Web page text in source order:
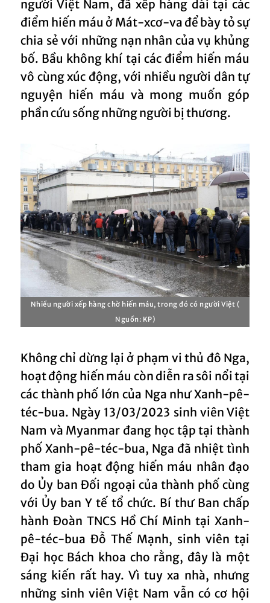
người Việt Nam, đã xếp hàng dài tại các
điểm hiến máu ở Mát-xcơ-va để bày tỏ sự
chia sẻ với những nạn nhân của vụ khủng
bố. Bầu không khí tại các điểm hiến máu
vô cùng xúc động, với nhiều người dân tự
nguyện hiến máu và mong muốn góp
phần cứu sống những người bị thương.
Nhiều người xếp hàng chờ hiến máu, trong đó có người Việt (
Nguồn: KP)
Không chỉ dừng lại ở phạm vi thủ đô Nga,
hoạt động hiến máu còn diễn ra sôi nổi tại
các thành phố lớn của Nga như Xanh-pê-
téc-bua. Ngày 13/03/2023 sinh viên Việt
Nam và Myanmar đang học tập tại thành
phố Xanh-pê-téc-bua, Nga đã nhiệt tình
tham gia hoạt động hiến máu nhân đạo
do Ủy ban Đối ngoại của thành phố cùng
với Ủy ban Y tế tổ chức. Bí thư Ban chấp
hành Đoàn TNCS Hồ Chí Minh tại Xanh-
pê-téc-bua Đỗ Thế Mạnh, sinh viên tại
Đại học Bách khoa cho rằng, đây là một
sáng kiến rất hay. Vì tuy xa nhà, nhưng
những sinh viên Việt Nam vẫn có cơ hội